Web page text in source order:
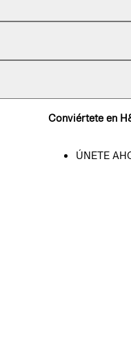
Conviértete en
ÚNETE